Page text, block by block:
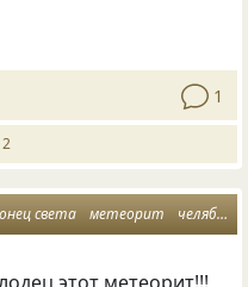
1
света метеорит челябинск